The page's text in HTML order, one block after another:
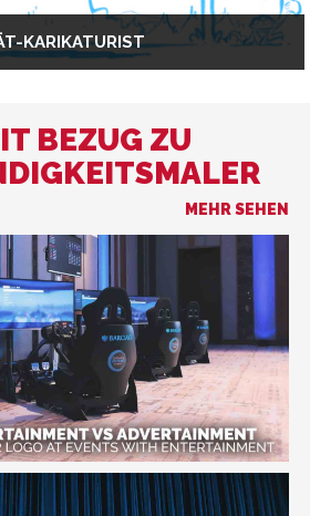
KARIKATURIST
BEZUG ZU
MEHR SEHEN